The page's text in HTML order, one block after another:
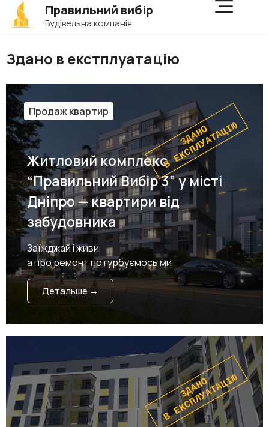
Правильний вибір
Будівельна компанія
Здано в екстплуатацію
Житловий комплекс
“Правильний Вибір 3” у місті
Дніпро — квартири від
забудовника
Заїжджай і живи,
а про ремонт потурбуємось ми
Детальше →
Продаж квартир
ЗДАНО
В ЕКСПЛУАТАЦІЮ
ЗДАНО
В ЕКСПЛУАТАЦІЮ